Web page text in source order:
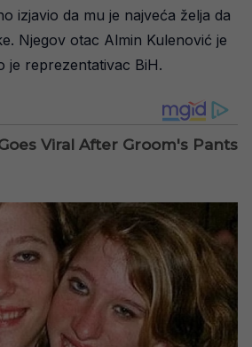
izjavio da mu je najveća želja da
Njegov otac Almin Kulenović je
je reprezentativac BiH.